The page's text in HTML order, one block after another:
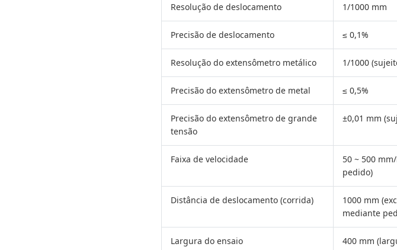
Resolução de deslocamento 1/1000 mm
Precisão de deslocamento ≤ 0,1%
Resolução do extensômetro metálico 1/1000
Precisão do extensômetro de metal ≤ 0,5%
Precisão do extensômetro de grande
tensão
±0,01 mm
Faixa de velocidade
50 ~ 500
pedido)
Distância de deslocamento (corrida)
1000 mm
mediante
Largura do ensaio 400 mm